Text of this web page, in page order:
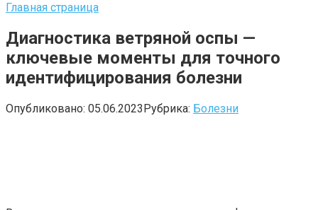
Главная страница
Диагностика ветряной оспы —
ключевые моменты для точного
идентифицирования болезни
Опубликовано: 05.06.2023Рубрика: Болезни